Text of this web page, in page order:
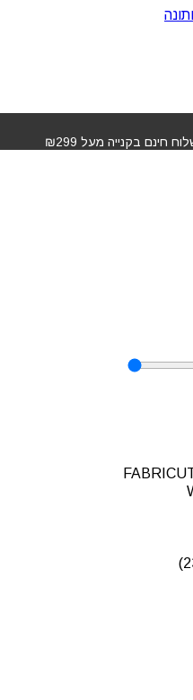
חינם בקנייה מעל ₪299